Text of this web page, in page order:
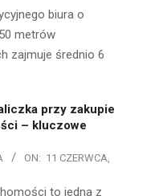
biura o
metrów
zajmuje średnio 6
przy zakupie
– kluczowe
ON: 11 CZERWCA,
to jedna z